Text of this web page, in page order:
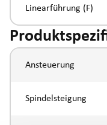
Linearführung (F)
Ansteuerung
Spindelsteigung